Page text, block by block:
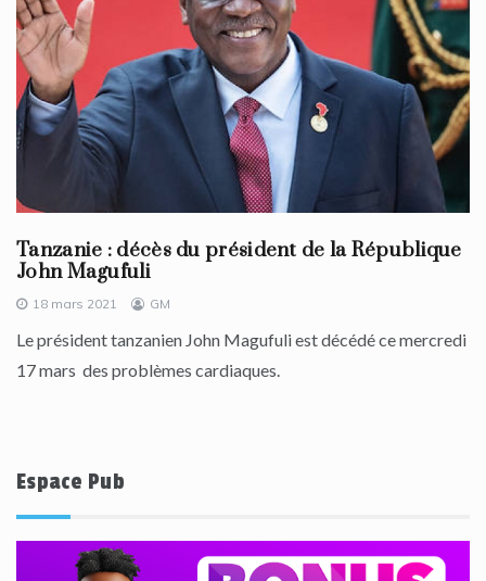
Tanzanie : décès du président de la République
John Magufuli
18 mars 2021 GM
Le président tanzanien John Magufuli est décédé ce mercredi
17 mars des problèmes cardiaques.
Espace Pub